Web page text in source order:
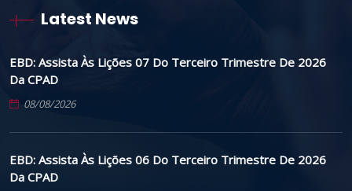
Latest News
EBD: Assista Às Lições 07 Do Terceiro Trimestre De 2026
Da CPAD
08/08/2026
EBD: Assista Às Lições 06 Do Terceiro Trimestre De 2026
Da CPAD